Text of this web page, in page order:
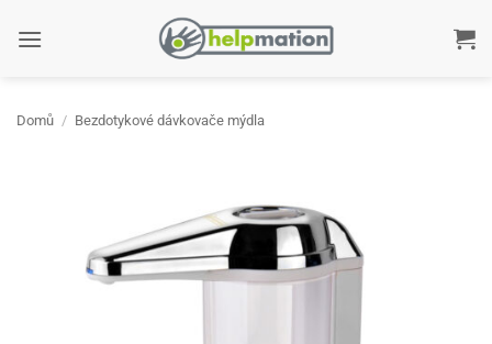
Domů / Bezdotykové dávkovače mýdla